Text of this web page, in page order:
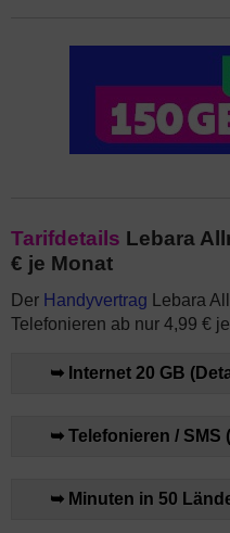
Tarifdetails Lebara
€ je Monat
Der Handyvertrag Lebara
Telefonieren ab nur 4,99 €
➥ Internet 20 GB
➥ Telefonieren / SMS
➥ Minuten in 50